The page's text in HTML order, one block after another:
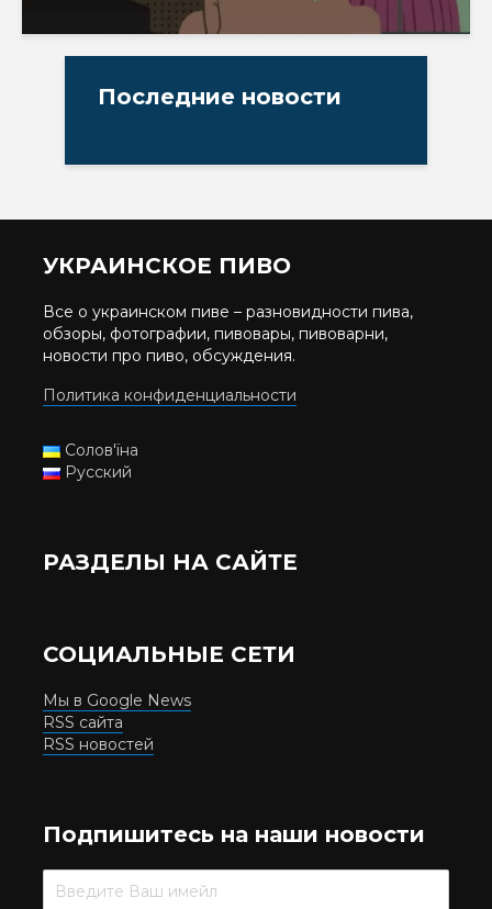
Последние новости
УКРАИНСКОЕ ПИВО
Все о украинском пиве – разновидности пива,
обзоры, фотографии, пивовары, пивоварни,
новости про пиво, обсуждения.
Политика конфиденциальности
Солов'їна
Русский
РАЗДЕЛЫ НА САЙТЕ
СОЦИАЛЬНЫЕ СЕТИ
Мы в Google News
RSS сайта
RSS новостей
Подпишитесь на наши новости